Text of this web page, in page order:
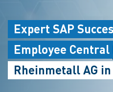
Expert SAP
Employee
Rheinmetall AG in